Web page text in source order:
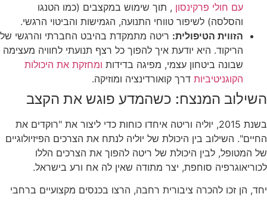
עם חולי פרקינסון , תוך שימוש במקצבים (כמו הטנגו
והסלסה) לשיפור טווחי התנועה, הגמישות והביטוי הרגשי.
הזווית הטיפולית: ריטה מתמקדת בהיבט החברתי והרגשי של
הריקוד. היא יודעת איך להפוך כל רצף תנועתי לחוויה מעצימה
שבונה ביטחון עצמי, מפיגה בדידות ומחזקת את היכולות
הקוגניטיביות דרך קואורדינציה ומוזיקה.
השילוב המנצח: כשהמדע פוגש את הקצב
בשנת 2015, יוליה וריטה איחדו כוחות כדי ליצור את "רוקדים את
החיים". השילוב בין היכולת של יוליה לנתח את הצרכים הפיזיולוגיים
של המטופל, לבין היכולת של ריטה להפוך את הצרכים הללו
לכוריאוגרפיה סוחפת, יצר מתודה שאין לה אח ורע בישראל.
יחד, הן זכו להכרה ציבורית רחבה, הרצו בכנסים מקצועיים ברחבי